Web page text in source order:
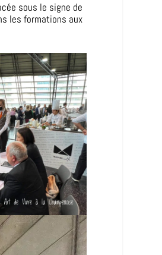
sous le signe de
les formations aux